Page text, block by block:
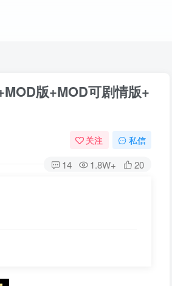
版+MOD可剧情版+
关注 私信
14 1.8W+ 20